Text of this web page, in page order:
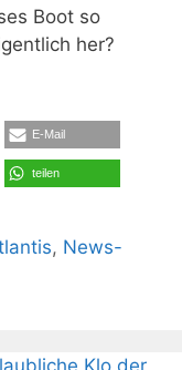
Boot so
her?
E-Mail
teilen
, News-